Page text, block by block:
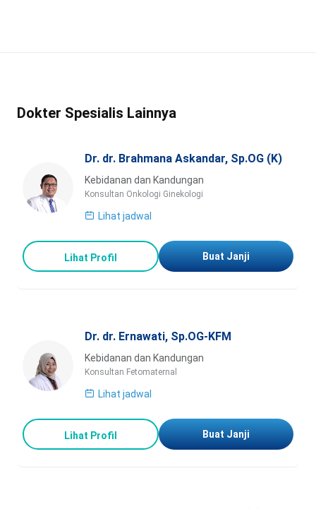
Dokter Spesialis Lainnya
Dr. dr. Brahmana Askandar, Sp.OG (K)
Kebidanan dan Kandungan
Konsultan Onkologi Ginekologi
Lihat jadwal
Lihat Profil Buat Janji
Dr. dr. Ernawati, Sp.OG-KFM
Kebidanan dan Kandungan
Konsultan Fetomaternal
Lihat jadwal
Lihat Profil Buat Janji